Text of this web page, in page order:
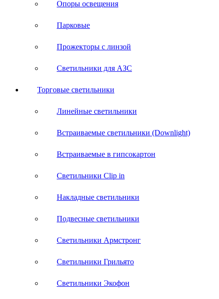
Опоры освещения
Парковые
Прожекторы с линзой
Светильники для АЗС
Торговые светильники
Линейные светильники
Встраиваемые светильники (Downlight)
Встраиваемые в гипсокартон
Светильники Clip in
Накладные светильники
Подвесные светильники
Светильники Армстронг
Светильники Грильято
Светильники Экофон